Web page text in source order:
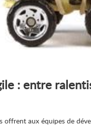
: entre
offrent aux équipes de